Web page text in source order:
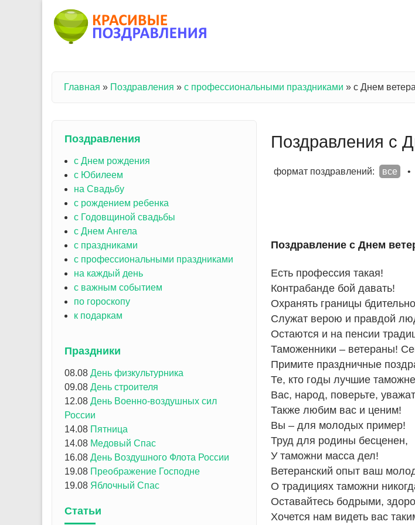
Вы здесь
Главная » Поздравления » с профессиональными праздниками » с Днем
Поздравления с
формат поздравлений: все •
Поздравление с Днем
Есть профессия такая!
Контрабанде бой давать!
Охранять границы
Служат верою и правдой
Остаются и на пенсии
Таможенники – ветераны!
Примите праздничные
Те, кто годы лучшие
Вас, народ, поверьте,
Также любим вас и ценим!
Вы – для молодых пример!
Труд для родины бесценен,
У таможни масса дел!
Ветеранский опыт ваш
О традициях таможни
Оставайтесь бодрыми,
Хочется нам видеть вас
Поздравления
с Днем рождения
с Юбилеем
на Свадьбу
с рождением ребенка
с Годовщиной свадьбы
с Днем Ангела
с праздниками
с профессиональными праздниками
на каждый день
с важным событием
по гороскопу
к подаркам
Праздники
08.08 День физкультурника
09.08 День строителя
12.08 День Военно-воздушных сил
России
14.08 Пятница
14.08 Медовый Спас
16.08 День Воздушного Флота России
19.08 Преображение Господне
19.08 Яблочный Спас
Статьи